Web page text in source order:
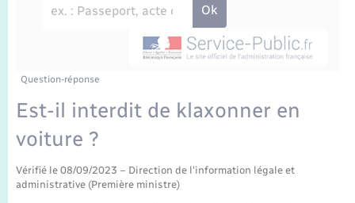
Etat-civil - Papiers - Citoyenneté
Parrainage civil
Concessions funéraires
Nouvel habitant
Numérique
Transports scolaires
Travaux - Autorisation d’occupation de l’espace
Plan interactif
Question-réponse
Est-il interdit de klaxonner en
voiture ?
Vérifié le 08/09/2023 – Direction de l'information légale et
administrative (Première ministre)